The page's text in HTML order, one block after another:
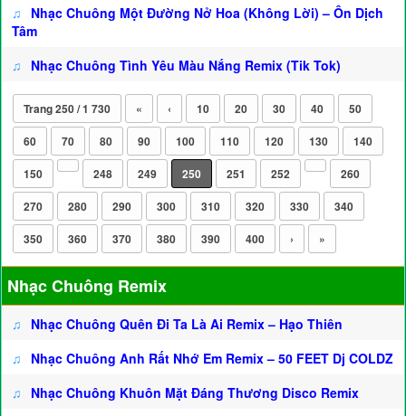
♫
Nhạc Chuông Một Đường Nở Hoa (Không Lời) – Ôn Dịch
Tâm
♫
Nhạc Chuông Tình Yêu Màu Nắng Remix (Tik Tok)
Trang 250 / 1 730 « ‹ 10 20 30 40
50
60
70 80 90 100 110 120 130
140
150
248 249 250 251 252
260
270
280 290 300 310 320 330
340
350
360 370 380 390 400 › »
Nhạc Chuông Remix
♫
Nhạc Chuông Quên Đi Ta Là Ai Remix – Hạo Thiên
♫
Nhạc Chuông Anh Rất Nhớ Em Remix – 50 FEET Dj COLDZ
♫
Nhạc Chuông Khuôn Mặt Đáng Thương Disco Remix